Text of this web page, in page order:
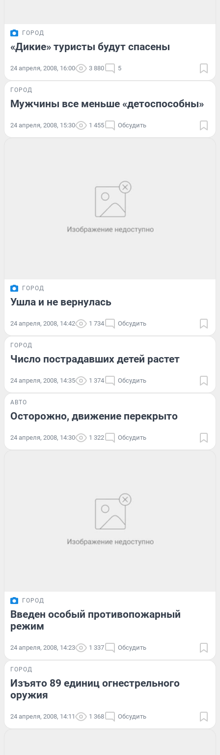
ГОРОД
«Дикие» туристы будут спасены
24 апреля, 2008, 16:00 3 880 5
ГОРОД
Мужчины все меньше «детоспособны»
24 апреля, 2008, 15:30 1 455 Обсудить
ГОРОД
Ушла и не вернулась
24 апреля, 2008, 14:42 1 734 Обсудить
ГОРОД
Число пострадавших детей растет
24 апреля, 2008, 14:35 1 374 Обсудить
АВТО
Осторожно, движение перекрыто
24 апреля, 2008, 14:30 1 322 Обсудить
ГОРОД
Введен особый противопожарный
режим
24 апреля, 2008, 14:23 1 337 Обсудить
ГОРОД
Изъято 89 единиц огнестрельного
оружия
24 апреля, 2008, 14:11 1 368 Обсудить